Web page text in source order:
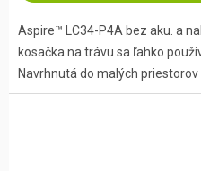
Aspire™ LC34-P4A bez aku. a
kosačka na trávu sa ľahko
Navrhnutá do malých priestorov